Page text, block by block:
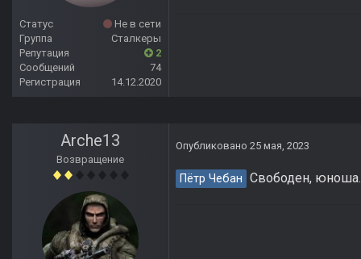
Статус
Не в сети
Группа
Сталкеры
Репутация
2
Сообщений
74
Регистрация
14.12.2020
Arche13
Возвращение
Опубликовано 25 мая, 2023
Пётр Чебан Свободен,